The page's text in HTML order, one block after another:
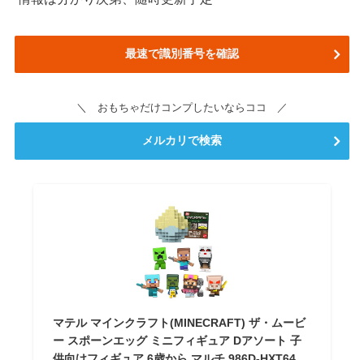
最速で識別番号を確認
＼ おもちゃだけコンプしたいならココ ／
メルカリで検索
マテル マインクラフト(MINECRAFT) ザ・ムービ
ー スポーンエッグ ミニフィギュア Dアソート 子